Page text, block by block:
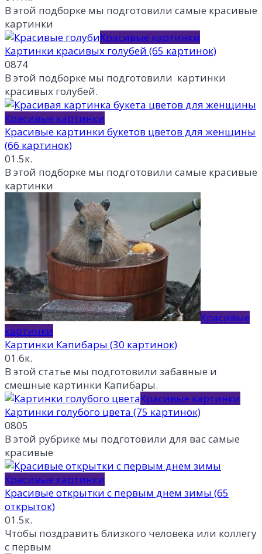
В этой подборке мы подготовили самые красивые
картинки
Красивые картинки
Картинки красивых голубей (65 картинок)
0874
В этой подборке мы подготовили картинки
красивых голубей.
Красивые картинки
Красивые картинки букетов цветов для женщины
(66 картинок)
01.5к.
В этой подборке мы подготовили самые красивые
картинки
Красивые
картинки
Картинки Капибары (30 картинок)
01.6к.
В этой статье мы подготовили забавные и
смешные картинки Капибары.
Красивые картинки
Картинки голубого цвета (75 картинок)
0805
В этой рубрике мы подготовили для вас самые
красивые
Красивые картинки
Красивые открытки с первым днем зимы (65
открыток)
01.5к.
Чтобы поздравить близкого человека или коллегу
с первым